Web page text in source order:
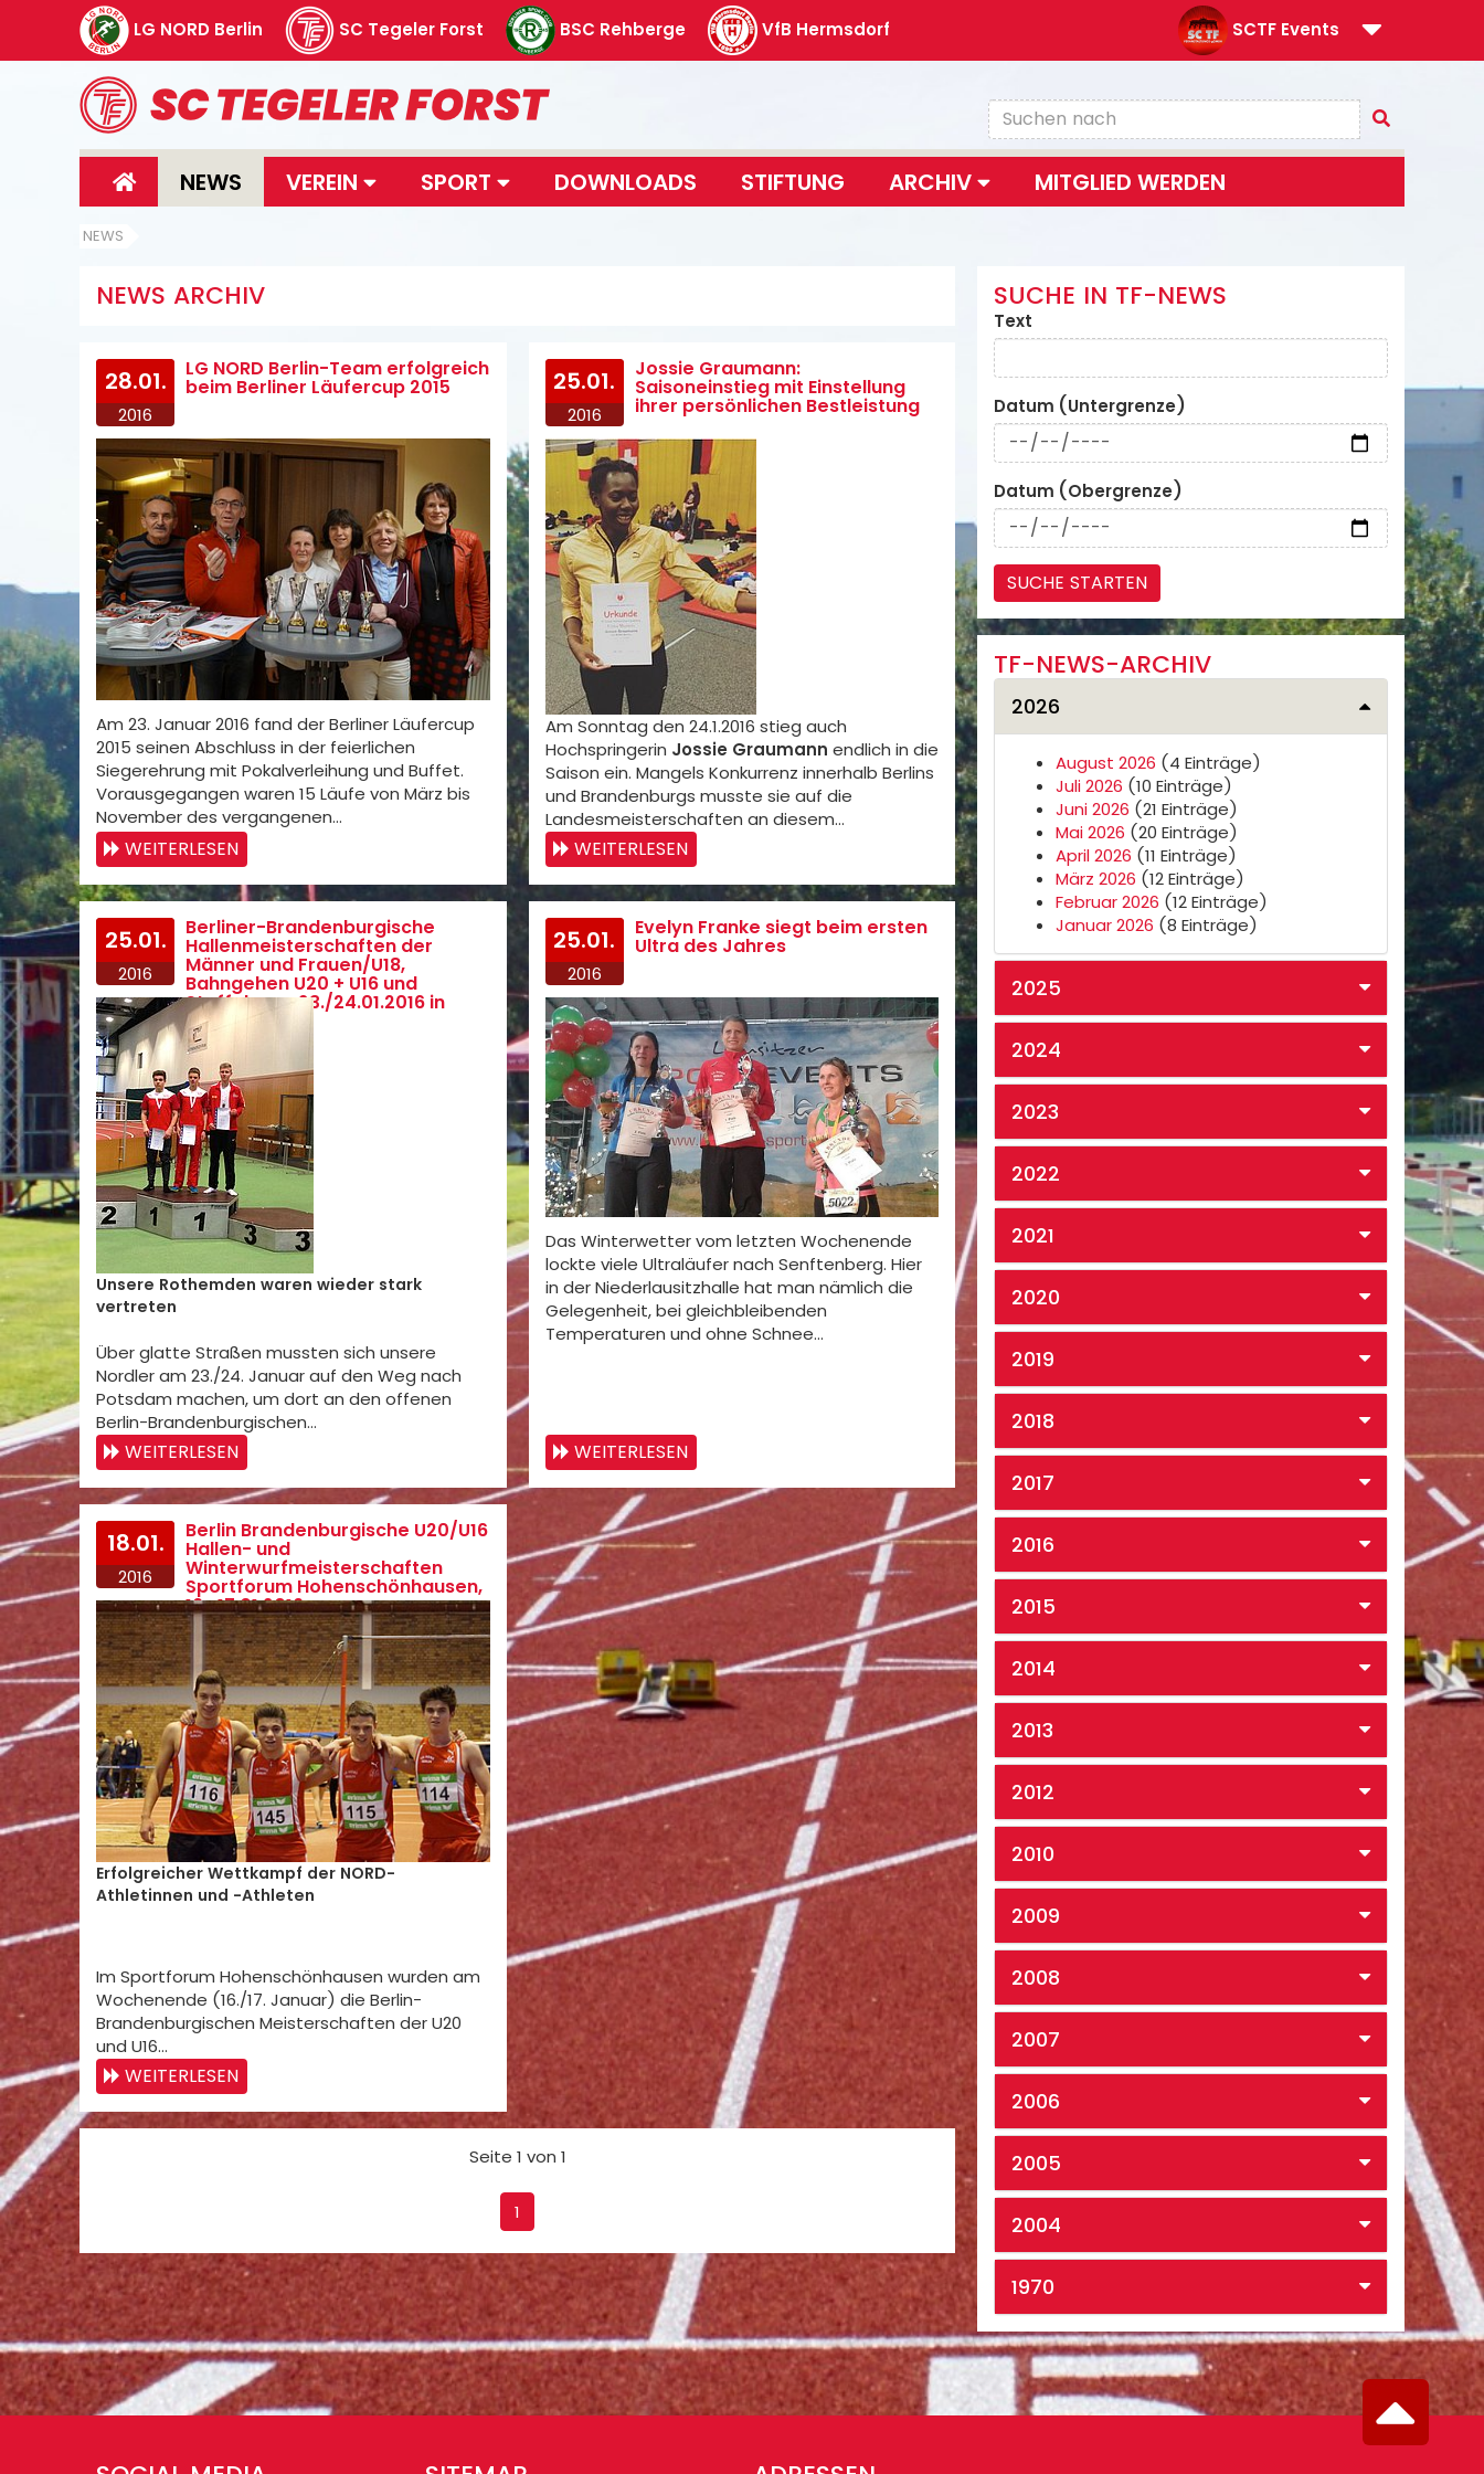
LG NORD Berlin SC Tegeler Forst BSC Rehberge VfB Hermsdorf SCTF Events
NEWS VEREIN SPORT DOWNLOADS STIFTUNG ARCHIV MITGLIED WERDEN
NEWS
NEWS ARCHIV
28.01.
2016
LG NORD Berlin-Team erfolgreich
beim Berliner Läufercup 2015
Am 23. Januar 2016 fand der Berliner Läufercup
2015 seinen Abschluss in der feierlichen
Siegerehrung mit Pokalverleihung und Buffet.
Vorausgegangen waren 15 Läufe von März bis
November des vergangenen…
WEITERLESEN
25.01.
2016
Jossie Graumann:
Saisoneinstieg mit Einstellung
ihrer persönlichen Bestleistung
Am Sonntag den 24.1.2016 stieg auch
Hochspringerin Jossie Graumann endlich in die
Saison ein. Mangels Konkurrenz innerhalb Berlins
und Brandenburgs musste sie auf die
Landesmeisterschaften an diesem…
WEITERLESEN
25.01.
2016
Berliner-Brandenburgische
Hallenmeisterschaften der
Männer und Frauen/U18,
Bahngehen U20 + U16 und
Staffeln am 23./24.01.2016 in
Potsdam
Unsere Rothemden waren wieder stark
vertreten
Über glatte Straßen mussten sich unsere
Nordler am 23./24. Januar auf den Weg nach
Potsdam machen, um dort an den offenen
Berlin-Brandenburgischen…
WEITERLESEN
25.01.
2016
Evelyn Franke siegt beim ersten
Ultra des Jahres
Das Winterwetter vom letzten Wochenende
lockte viele Ultraläufer nach Senftenberg. Hier
in der Niederlausitzhalle hat man nämlich die
Gelegenheit, bei gleichbleibenden
Temperaturen und ohne Schnee…
WEITERLESEN
18.01.
2016
Berlin Brandenburgische U20/U16
Hallen- und
Winterwurfmeisterschaften
Sportforum Hohenschönhausen,
16.-17.01.2016
Erfolgreicher Wettkampf der NORD-
Athletinnen und -Athleten
Im Sportforum Hohenschönhausen wurden am
Wochenende (16./17. Januar) die Berlin-
Brandenburgischen Meisterschaften der U20
und U16…
WEITERLESEN
Seite 1 von 1
1
SUCHE IN TF-NEWS
Text
Datum (Untergrenze)
Datum (Obergrenze)
TF-NEWS-ARCHIV
2026
August 2026 (4 Einträge)
Juli 2026 (10 Einträge)
Juni 2026 (21 Einträge)
Mai 2026 (20 Einträge)
April 2026 (11 Einträge)
März 2026 (12 Einträge)
Februar 2026 (12 Einträge)
Januar 2026 (8 Einträge)
2025
2024
2023
2022
2021
2020
2019
2018
2017
2016
2015
2014
2013
2012
2010
2009
2008
2007
2006
2005
2004
1970